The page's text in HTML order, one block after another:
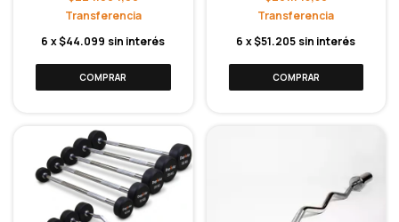
6 x$44.099 sin interés 6 x$51.205 sin interés